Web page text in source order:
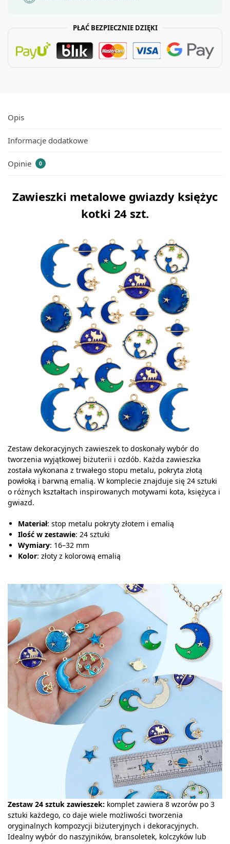
PŁAĆ BEZPIECZNIE DZIĘKI
Opis
Informacje dodatkowe
Opinie 0
Zawieszki metalowe gwiazdy księżyc
kotki 24 szt.
Zestaw dekoracyjnych zawieszek to doskonały wybór do
tworzenia wyjątkowej biżuterii i ozdób. Każda zawieszka
została wykonana z trwałego stopu metalu, pokryta złotą
powłoką i barwną emalią. W komplecie znajduje się 24 sztuki
o różnych kształtach inspirowanych motywami kota, księżyca i
gwiazd.
Materiał: stop metalu pokryty złotem i emalią
Ilość w zestawie: 24 sztuki
Wymiary: 16–32 mm
Kolor: złoty z kolorową emalią
Zestaw 24 sztuk zawieszek: komplet zawiera 8 wzorów po 3
sztuki każdego, co daje wiele możliwości tworzenia
oryginalnych kompozycji biżuteryjnych i dekoracyjnych.
Idealny wybór do naszyjników, bransoletek, kolczyków lub